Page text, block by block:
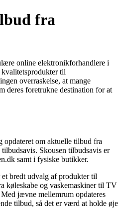
fra
online elektronikforhandlere i
til
overraskelse, at mange
deres foretrukne destination for at
opdateret om aktuelle tilbud fra
Skousen tilbudsavis er
samt i fysiske butikker.
bredt udvalg af produkter til
køleskabe og vaskemaskiner til TV
jævne mellemrum opdateres
tilbud, så det er værd at holde øje